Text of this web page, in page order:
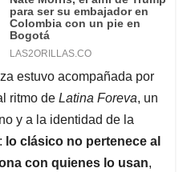
estuvo acompañada por
ritmo de Latina Foreva, un
y a la identidad de la
lo clásico no pertenece al
con quienes lo usan,